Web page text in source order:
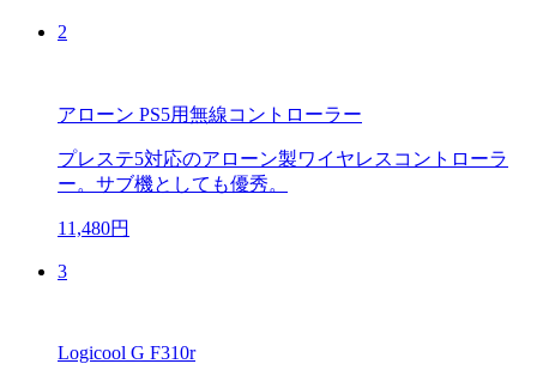
2
アローン PS5用無線コントローラー
プレステ5対応のアローン製ワイヤレスコントローラ
ー。サブ機としても優秀。
11,480円
3
Logicool G F310r